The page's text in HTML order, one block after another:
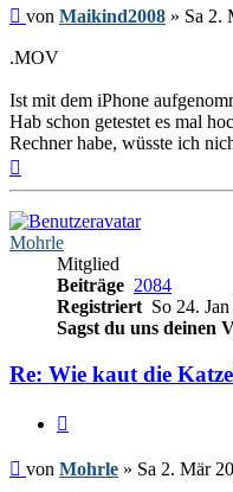
Beitrag
von Maikind2008 » Sa 2.
.MOV
Ist mit dem iPhone
Hab schon getestet es mal
Rechner habe, wüsste ich
Mohrle
Mitglied
Beiträge 2084
Registriert So 24.
Sagst du uns deinen
Re: Wie kaut die
Beitrag
von Mohrle » Sa 2. Mär